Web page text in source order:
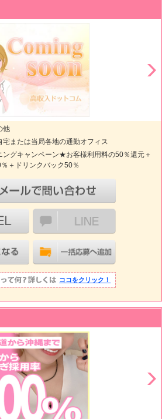
他
宅または当局各地の通勤オフィス
グキャンペーン★お客様利用料の50％還元＋
＋ドリンクバック50％
ココをクリック！